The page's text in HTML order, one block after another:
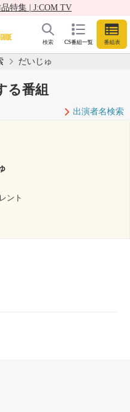
特集 | J:COM TV
CS番組一覧 番組表
検索
だいじゅ
る番組
出演者名検索
ント